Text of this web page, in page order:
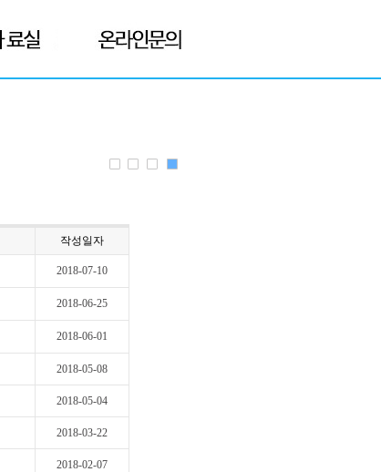
작성일자
2018-07-10
2018-06-25
2018-06-01
2018-05-08
2018-05-04
2018-03-22
2018-02-07